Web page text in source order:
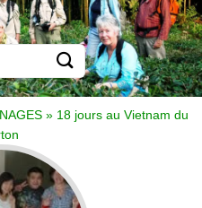
» 18 jours au Vietnam du